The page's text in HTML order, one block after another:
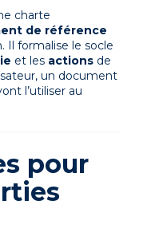
charte
de référence
Il formalise le socle
et les actions de
un document
l’utiliser au
pour